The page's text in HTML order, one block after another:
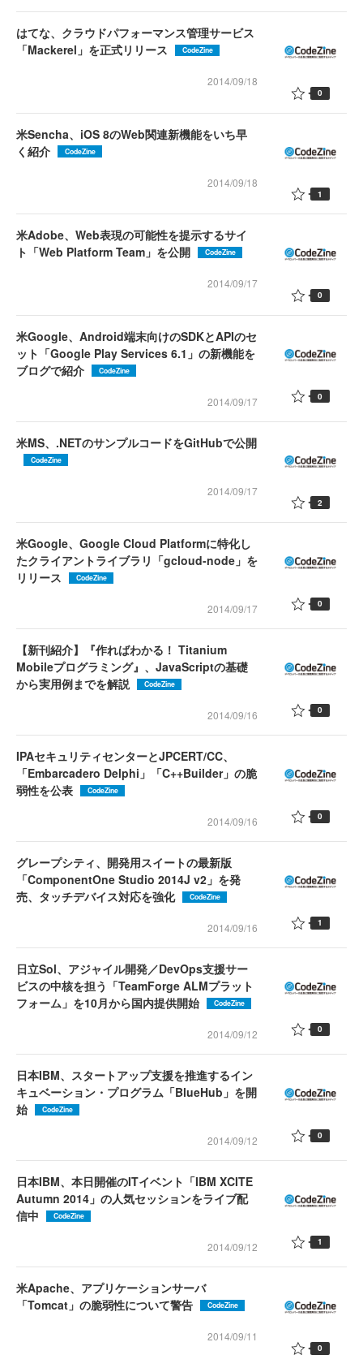
はてな、クラウドパフォーマンス管理サービス
「Mackerel」を正式リリース
CodeZine
2014/09/18
0
米Sencha、iOS 8のWeb関連新機能をいち早
く紹介
CodeZine
2014/09/18
1
米Adobe、Web表現の可能性を提示するサイ
ト「Web Platform Team」を公開
CodeZine
2014/09/17
0
米Google、Android端末向けのSDKとAPIのセ
ット「Google Play Services 6.1」の新機能を
ブログで紹介
CodeZine
2014/09/17 0
米MS、.NETのサンプルコードをGitHubで公開
CodeZine
2014/09/17
2
米Google、Google Cloud Platformに特化し
たクライアントライブラリ「gcloud-node」を
リリース
CodeZine
2014/09/17 0
【新刊紹介】『作ればわかる！ Titanium
Mobileプログラミング』、JavaScriptの基礎
から実用例までを解説
CodeZine
2014/09/16 0
IPAセキュリティセンターとJPCERT/CC、
「Embarcadero Delphi」「C++Builder」の脆
弱性を公表
CodeZine
2014/09/16 0
グレープシティ、開発用スイートの最新版
「ComponentOne Studio 2014J v2」を発
売、タッチデバイス対応を強化
CodeZine
2014/09/16 1
日立Sol、アジャイル開発／DevOps支援サー
ビスの中核を担う「TeamForge ALMプラット
フォーム」を10月から国内提供開始
CodeZine
2014/09/12 0
日本IBM、スタートアップ支援を推進するイン
キュベーション・プログラム「BlueHub」を開
始
CodeZine
2014/09/12 0
日本IBM、本日開催のITイベント「IBM XCITE
Autumn 2014」の人気セッションをライブ配
信中
CodeZine
2014/09/12 1
米Apache、アプリケーションサーバ
「Tomcat」の脆弱性について警告
CodeZine
2014/09/11
0